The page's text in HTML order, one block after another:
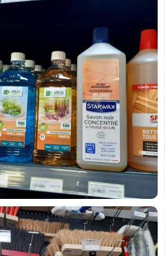
NETTOYANTS SOL